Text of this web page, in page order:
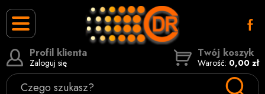
Czego szukasz?
Profil klienta
Zaloguj się
Twój koszyk
Warość: 0,00 zł